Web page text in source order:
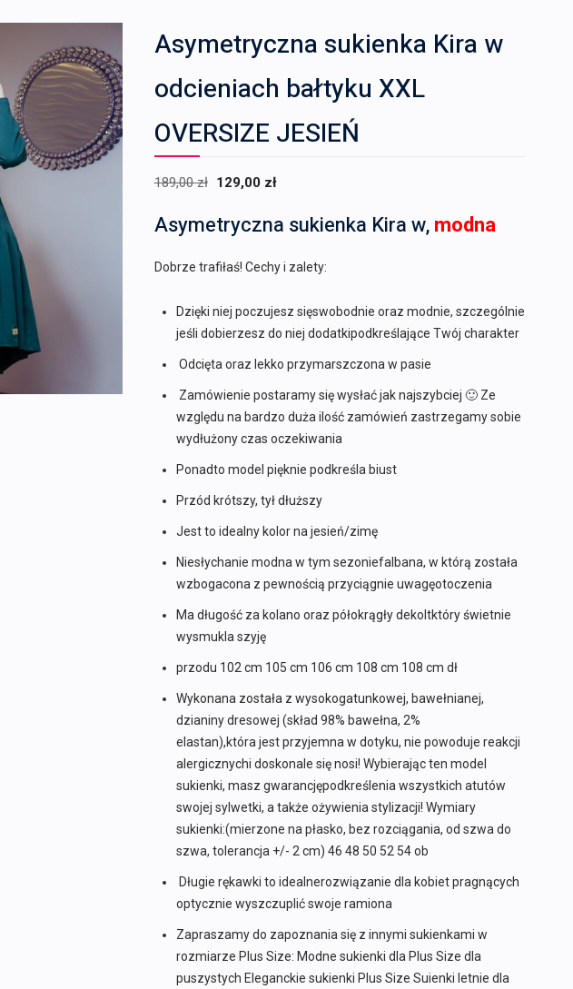
Asymetryczna sukienka Kira w
odcieniach bałtyku XXL
OVERSIZE JESIEŃ
189,00zł Pierwotna
wynosiła:
129,00 zł
wynosi:
Asymetryczna sukienka Kira w,modna
Dobrze trafiłaś! Cechy i zalety:
Dzięki niej poczujesz sięswobodnie oraz modnie, szczególnie
jeśli dobierzesz do niej dodatkipodkreślające Twój charakter
Odcięta oraz lekko przymarszczona w pasie
Zamówienie postaramy się wysłać jak najszybciej 🙂 Ze
względu na bardzo duża ilość zamówień zastrzegamy sobie
wydłużony czas oczekiwania
Ponadto model pięknie podkreśla biust
Przód krótszy, tył dłuższy
Jest to idealny kolor na jesień/zimę
Niesłychanie modna w tym sezoniefalbana, w którą została
wzbogacona z pewnością przyciągnie uwagęotoczenia
Ma długość za kolano oraz półokrągły dekoltktóry świetnie
wysmukla szyję
przodu 102 cm 105 cm 106 cm 108 cm 108 cm dł
Wykonana została z wysokogatunkowej, bawełnianej,
dzianiny dresowej (skład 98% bawełna, 2%
elastan),która jest przyjemna w dotyku, nie powoduje reakcji
alergicznychi doskonale się nosi! Wybierając ten model
sukienki, masz gwarancjępodkreślenia wszystkich atutów
swojej sylwetki, a także ożywienia stylizacji! Wymiary
sukienki:(mierzone na płasko, bez rozciągania, od szwa do
szwa, tolerancja +/- 2 cm) 46 48 50 52 54 ob
Długie rękawki to idealnerozwiązanie dla kobiet pragnących
optycznie wyszczuplić swoje ramiona
Zapraszamy do zapoznania się z innymi sukienkami w
rozmiarze Plus Size: Modne sukienki dla Plus Size dla
puszystych Eleganckie sukienki Plus Size Suienki letnie dla